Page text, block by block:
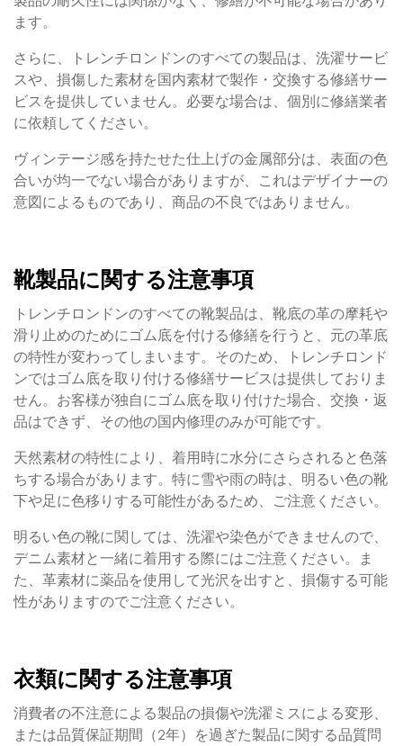
ます。
さらに、トレンチロンドンのすべての製品は、洗濯サービ
スや、損傷した素材を国内素材で製作・交換する修繕サー
ビスを提供していません。必要な場合は、個別に修繕業者
に依頼してください。
ヴィンテージ感を持たせた仕上げの金属部分は、表面の色
合いが均一でない場合がありますが、これはデザイナーの
意図によるものであり、商品の不良ではありません。
靴製品に関する注意事項
トレンチロンドンのすべての靴製品は、靴底の革の摩耗や
滑り止めのためにゴム底を付ける修繕を行うと、元の革底
の特性が変わってしまいます。そのため、トレンチロンド
ンではゴム底を取り付ける修繕サービスは提供しておりま
せん。お客様が独自にゴム底を取り付けた場合、交換・返
品はできず、その他の国内修理のみが可能です。
天然素材の特性により、着用時に水分にさらされると色落
ちする場合があります。特に雪や雨の時は、明るい色の靴
下や足に色移りする可能性があるため、ご注意ください。
明るい色の靴に関しては、洗濯や染色ができませんので、
デニム素材と一緒に着用する際にはご注意ください。ま
た、革素材に薬品を使用して光沢を出すと、損傷する可能
性がありますのでご注意ください。
衣類に関する注意事項
消費者の不注意による製品の損傷や洗濯ミスによる変形、
または品質保証期間（2年）を過ぎた製品に関する品質問